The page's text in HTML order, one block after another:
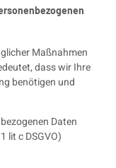
Maßnahmen
dass wir Ihre
benötigen und
Daten
lit c DSGVO)